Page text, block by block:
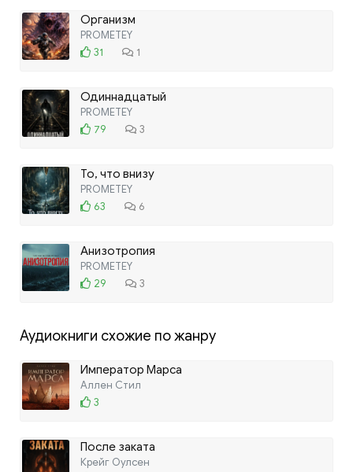
Организм
PROMETEY
31
1
Одиннадцатый
PROMETEY
79
3
То, что внизу
PROMETEY
63
6
Анизотропия
PROMETEY
29
3
Аудиокниги схожие по жанру
Император Марса
Аллен Стил
3
После заката
Крейг Оулсен